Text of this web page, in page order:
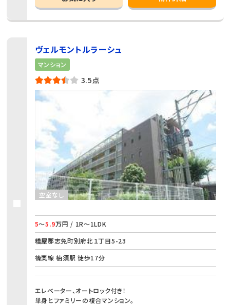
ヴェルモントルラーシュ
マンション
3.5点
空室なし
5～5.9万円 / 1R～1LDK
糟屋郡志免町別府北１丁目5-23
篠栗線 柚須駅 徒歩17分
エレベーター、オートロック付き！
単身とファミリーの複合マンション。